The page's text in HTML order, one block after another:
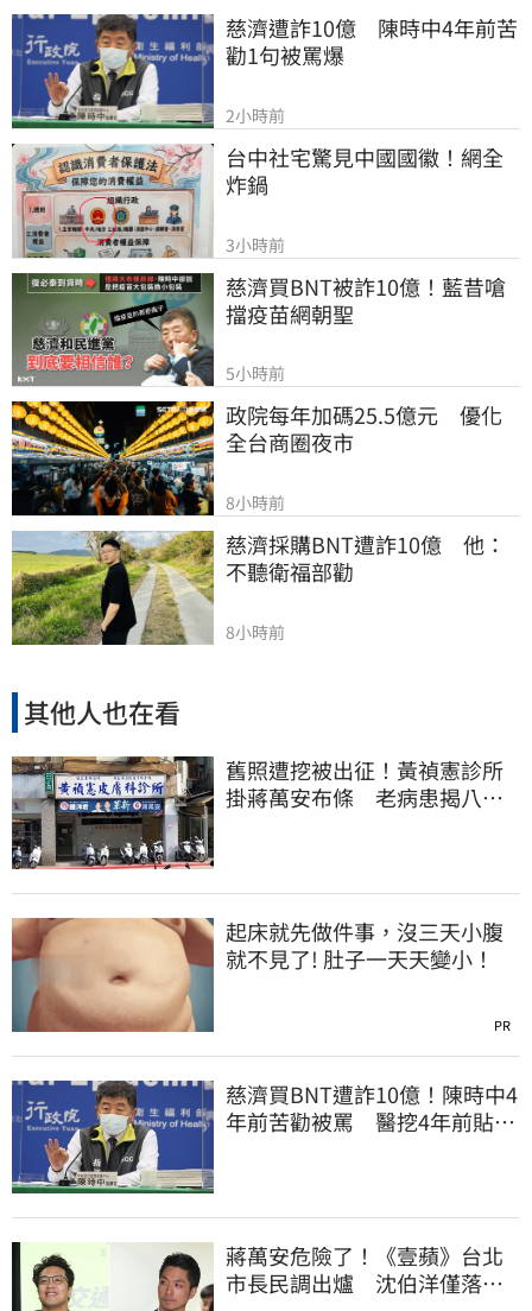
慈濟遭詐10億　陳時中4年前苦
勸1句被罵爆
2小時前
台中社宅驚見中國國徽！網全
炸鍋
3小時前
慈濟買BNT被詐10億！藍昔嗆
擋疫苗網朝聖
5小時前
政院每年加碼25.5億元　優化
全台商圈夜市
8小時前
慈濟採購BNT遭詐10億　他：
不聽衛福部勸
8小時前
其他人也在看
舊照遭挖被出征！黃禎憲診所
掛蔣萬安布條 老病患揭八仙
起床就先做件事，沒三天小腹
就不見了! 肚子一天天變小！
PR
慈濟買BNT遭詐10億！陳時中4
年前苦勸被罵 醫挖4年前貼
蔣萬安危險了！《壹蘋》台北
市長民調出爐 沈伯洋僅落後